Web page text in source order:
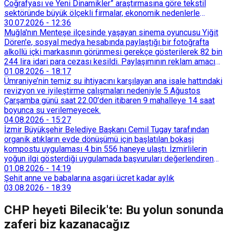
Coğrafyası ve Yeni Dinamikler” araştırmasına göre tekstil
sektöründe büyük ölçekli firmalar, ekonomik nedenlerle
İstanbul’dan devlet destekli teşvik bölgelerine veya
Trakya’daki OSB’lere taşınmaya başladı. İstanbul içindeki
küçük ölçekli üretim merkezleri de Tarihi Yarımada’dan
Sultançiftliği, Esenyurt, Arnavutköy ve Güneşli gibi çevre
ilçelere yöneldi.
30.07.2026 - 12:36
Muğla'nın Menteşe ilçesinde yaşayan sinema oyuncusu Yiğit
Dören'e, sosyal medya hesabında paylaştığı bir fotoğrafta
alkollü içki markasının görünmesi gerekçe gösterilerek 82 bin
244 lira idari para cezası kesildi. Paylaşımının reklam amacı
taşımadığını savunan Dören, cezanın iptali için yargıya
başvurdu.
01.08.2026 - 18:17
Ümraniye’nin temiz su ihtiyacını karşılayan ana isale hattındaki
revizyon ve iyileştirme çalışmaları nedeniyle 5 Ağustos
Çarşamba günü saat 22.00’den itibaren 9 mahalleye 14 saat
boyunca su verilemeyecek.
04.08.2026 - 15:27
İzmir Büyükşehir Belediye Başkanı Cemil Tugay tarafından
organik atıkların evde dönüşümü için başlatılan bokaşi
kompostu uygulaması 4 bin 556 haneye ulaştı. İzmirlilerin
yoğun ilgi gösterdiği uygulamada başvuruları değerlendiren
Tarımsal Hizmetler Dairesi Başkanlığı, farklı ilçelerde toplam
128 bokaşi kompost eğitimi düzenleyerek İzmirlileri
sürdürülebilir atık yönetimi sistemine dahil etti.
01.08.2026 - 14:19
Şehit anne ve babalarına asgari ücret kadar aylık
03.08.2026 - 18:39
CHP heyeti Bilecik'te: Bu yolun sonunda
zaferi biz kazanacağız